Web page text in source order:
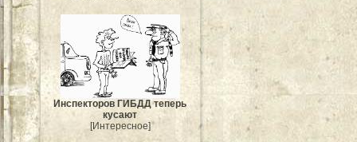
Инспекторов ГИБДД теперь
кусают
[Интересное]